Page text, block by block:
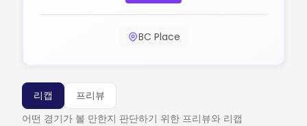
BC Place
리캡
프리뷰
어떤 경기가 볼 만한지 판단하기 위한 프리뷰와 리캡